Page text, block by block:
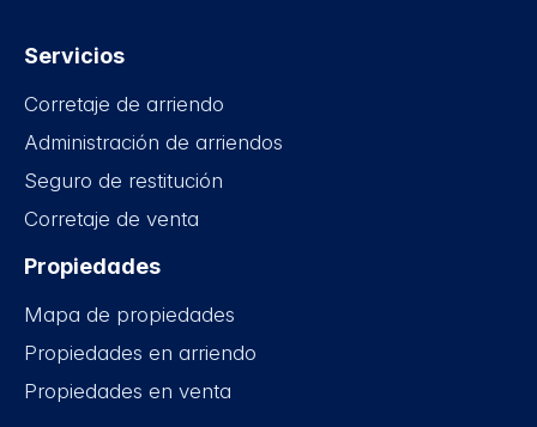
Servicios
Corretaje de arriendo
Administración de arriendos
Seguro de restitución
Corretaje de venta
Propiedades
Mapa de propiedades
Propiedades en arriendo
Propiedades en venta